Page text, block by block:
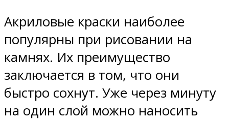
Акриловые краски наиболее
популярны при рисовании на
камнях. Их преимущество
заключается в том, что они
быстро сохнут. Уже через минуту
на один слой можно наносить